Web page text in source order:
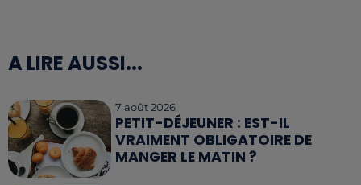
A LIRE AUSSI...
7 août 2026
PETIT-DÉJEUNER : EST-IL
VRAIMENT OBLIGATOIRE DE
MANGER LE MATIN ?